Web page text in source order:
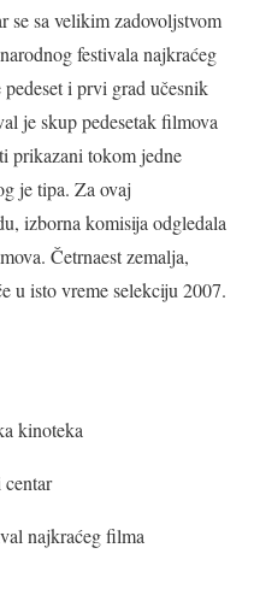
se sa velikim zadovoljstvom
festivala najkraćeg
i prvi grad učesnik
je skup pedesetak filmova
prikazani tokom jedne
je tipa. Za ovaj
izborna komisija odgledala
Četrnaest zemalja,
u isto vreme selekciju 2007.
kinoteka
najkraćeg filma